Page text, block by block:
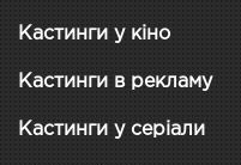
Кастинги у кіно
Кастинги в рекламу
Кастинги у серіали